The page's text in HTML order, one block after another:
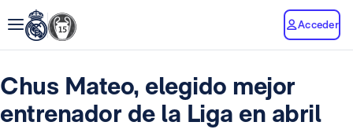
Acceder
Chus Mateo, elegido mejor
entrenador de la Liga en abril